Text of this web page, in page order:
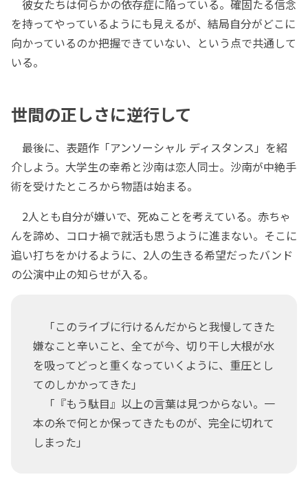
彼女たちは何らかの依存症に陥っている。確固たる信念
を持ってやっているようにも見えるが、結局自分がどこに
向かっているのか把握できていない、という点で共通して
いる。
世間の正しさに逆行して
最後に、表題作「アンソーシャル ディスタンス」を紹
介しよう。大学生の幸希と沙南は恋人同士。沙南が中絶手
術を受けたところから物語は始まる。
2人とも自分が嫌いで、死ぬことを考えている。赤ちゃ
んを諦め、コロナ禍で就活も思うように進まない。そこに
追い打ちをかけるように、2人の生きる希望だったバンド
の公演中止の知らせが入る。
「このライブに行けるんだからと我慢してきた
嫌なこと辛いこと、全てが今、切り干し大根が水
を吸ってどっと重くなっていくように、重圧とし
てのしかかってきた」
「『もう駄目』以上の言葉は見つからない。一
本の糸で何とか保ってきたものが、完全に切れて
しまった」